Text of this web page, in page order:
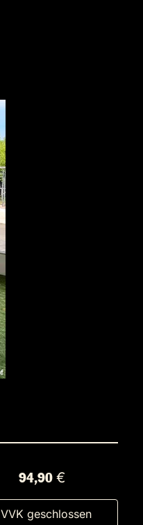
94,90 €
VVK geschlossen